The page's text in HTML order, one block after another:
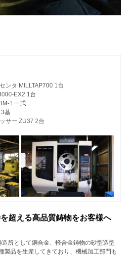
ンタ MILLTAP700 1台
EX2 1台
1一式
3基
サー ZU372台
超える高品質鋳物をお客様へ
所として銅合金、軽合金鋳物の砂型造型
製品を生産してきており、機械加工部門も